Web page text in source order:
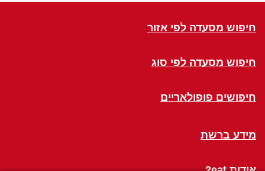
חיפוש מסעדה לפי אזור
חיפוש מסעדה לפי סוג
חיפושים פופולאריים
מידע ברשת